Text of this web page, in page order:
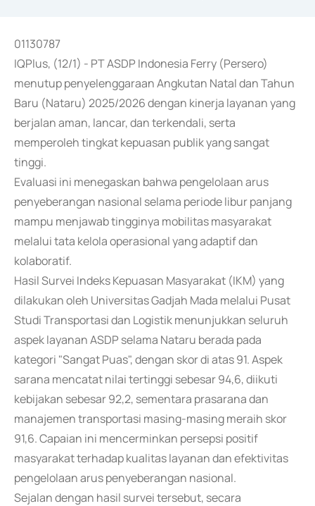
01130787
IQPlus, (12/1) - PT ASDP Indonesia Ferry (Persero)
menutup penyelenggaraan Angkutan Natal dan Tahun
Baru (Nataru) 2025/2026 dengan kinerja layanan yang
berjalan aman, lancar, dan terkendali, serta
memperoleh tingkat kepuasan publik yang sangat
tinggi.
Evaluasi ini menegaskan bahwa pengelolaan arus
penyeberangan nasional selama periode libur panjang
mampu menjawab tingginya mobilitas masyarakat
melalui tata kelola operasional yang adaptif dan
kolaboratif.
Hasil Survei Indeks Kepuasan Masyarakat (IKM) yang
dilakukan oleh Universitas Gadjah Mada melalui Pusat
Studi Transportasi dan Logistik menunjukkan seluruh
aspek layanan ASDP selama Nataru berada pada
kategori "Sangat Puas", dengan skor di atas 91. Aspek
sarana mencatat nilai tertinggi sebesar 94,6, diikuti
kebijakan sebesar 92,2, sementara prasarana dan
manajemen transportasi masing-masing meraih skor
91,6. Capaian ini mencerminkan persepsi positif
masyarakat terhadap kualitas layanan dan efektivitas
pengelolaan arus penyeberangan nasional.
Sejalan dengan hasil survei tersebut, secara